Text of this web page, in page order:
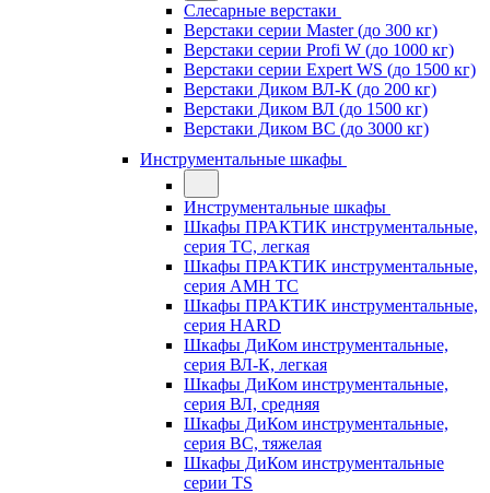
Слесарные верстаки
Верстаки серии Master (до 300 кг)
Верстаки серии Profi W (до 1000 кг)
Верстаки серии Expert WS (до 1500 кг)
Верстаки Диком ВЛ-К (до 200 кг)
Верстаки Диком ВЛ (до 1500 кг)
Верстаки Диком ВС (до 3000 кг)
Инструментальные шкафы
Инструментальные шкафы
Шкафы ПРАКТИК инструментальные,
серия TC, легкая
Шкафы ПРАКТИК инструментальные,
серия AMH TC
Шкафы ПРАКТИК инструментальные,
серия HARD
Шкафы ДиКом инструментальные,
cерия ВЛ-К, легкая
Шкафы ДиКом инструментальные,
серия ВЛ, средняя
Шкафы ДиКом инструментальные,
серия ВС, тяжелая
Шкафы ДиКом инструментальные
серии TS